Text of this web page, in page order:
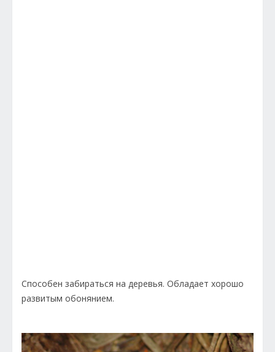
Способен забираться на деревья. Обладает хорошо
развитым обонянием.